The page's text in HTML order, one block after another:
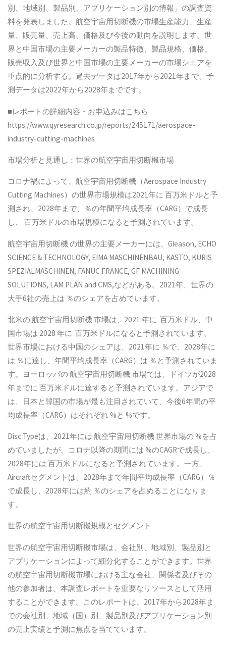
別、地域別、製品別、アプリケーション別の情報」の調査資
料を発表しました。航空宇宙用切断機の市場生産能力、生産
量、販売量、売上高、価格及び今後の動向を説明します。世
界と中国市場の主要メーカーの製品特徴、製品規格、価格、
販売収入及び世界と中国市場の主要メーカーの市場シェアを
重点的に分析する。過去データは2017年から2021年まで、予
測データは2022年から2028年までです。
■レポートの詳細内容・お申込みはこちら
https://www.qyresearch.co.jp/reports/245171/aerospace-
industry-cutting-machines
市場分析と見通し：世界の航空宇宙用切断機市場
コロナ禍によって、航空宇宙用切断機（Aerospace Industry
Cutting Machines）の世界市場規模は2021年に 百万米ドルと予
測され、2028年まで、％の年間平均成長率（CARG）で成長
し、 百万米ドルの市場規模になると予測されています。
航空宇宙用切断機 の世界の主要メーカーには、Gleason, ECHO
SCIENCE & TECHNOLOGY, EIMA MASCHINENBAU, KASTO, KURIS
SPEZIALMASCHINEN, FANUC FRANCE, GF MACHINING
SOLUTIONS, LAM PLAN and CMS,などがある。2021年、世界の
大手6社の売上は ％のシェアを占めています。
北米の 航空宇宙用切断機 市場は、2021 年に 百万米ドル、中
国市場は 2028 年に 百万米ドルになると予測されています。
世界市場における中国のシェアは、2021年に ％で、2028年に
は ％に達し、年間平均成長率（CARG）は ％と予測されていま
す。ヨーロッパの 航空宇宙用切断機 市場では、ドイツが2028
年までに 百万米ドルに達すると予測されています。アジアで
は、日本と韓国の市場が最も注目されていて、今後6年間の平
均成長率（CARG）はそれぞれ %と %です。
Disc Typeは、2021年には 航空宇宙用切断機 世界市場の %を占
めていましたが、コロナ以降の期間には %のCAGRで成長し、
2028年には 百万米ドルになると予測されています。一方、
Aircraftセグメントは、2028年まで年間平均成長率（CARG）％
で成長し、2028年には約 ％のシェアを占めることになりま
す。
世界の航空宇宙用切断機規模とセグメント
世界の航空宇宙用切断機市場は、会社別、地域別、製品別と
アプリケーションによって細分化することができます。世界
の航空宇宙用切断機市場における主な会社、関係者及びその
他の参加者は、本調査レポートを重要なリソースとして活用
することができます。このレポートは、2017年から2028年ま
での会社別、地域（国）別、製品別及びアプリケーション別
の売上実績と予測に焦点を当てています。